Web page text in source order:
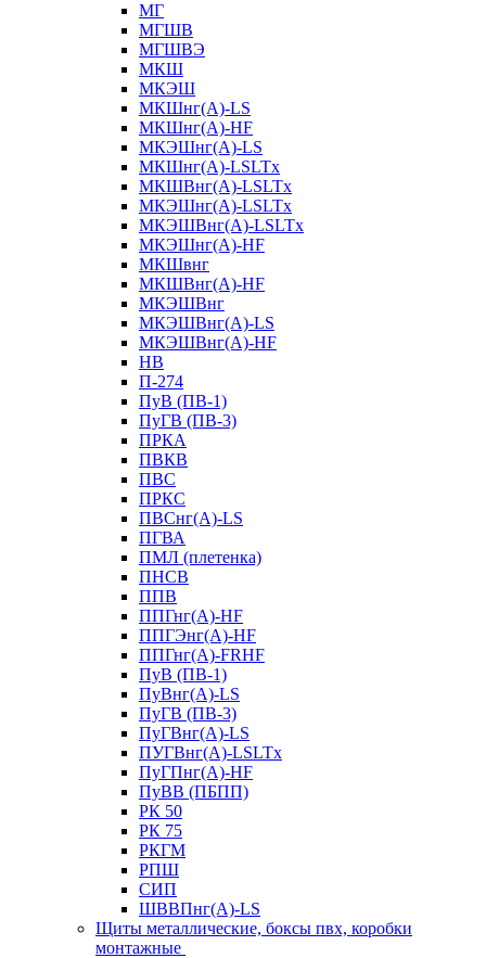
МГ
МГШВ
МГШВЭ
МКШ
МКЭШ
МКШнг(А)-LS
МКШнг(А)-HF
МКЭШнг(А)-LS
МКШнг(А)-LSLTx
МКШВнг(A)-LSLTx
МКЭШнг(А)-LSLTx
МКЭШВнг(A)-LSLTx
МКЭШнг(А)-HF
МКШвнг
МКШВнг(А)-HF
МКЭШВнг
МКЭШВнг(А)-LS
МКЭШВнг(А)-HF
НВ
П-274
ПуВ (ПВ-1)
ПуГВ (ПВ-3)
ПРКА
ПВКВ
ПВС
ПРКС
ПВСнг(А)-LS
ПГВА
ПМЛ (плетенка)
ПНСВ
ППВ
ППГнг(А)-HF
ППГЭнг(А)-HF
ППГнг(А)-FRHF
ПуВ (ПВ-1)
ПуВнг(А)-LS
ПуГВ (ПВ-3)
ПуГВнг(А)-LS
ПУГВнг(А)-LSLTx
ПуГПнг(А)-HF
ПуВВ (ПБПП)
РК 50
РК 75
РКГМ
РПШ
СИП
ШВВПнг(А)-LS
Щиты металлические, боксы пвх, коробки
монтажные